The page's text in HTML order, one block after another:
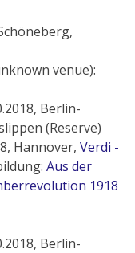
venue):
Berlin-
(Reserve)
Hannover, Verdi -
Aus der
1918
Berlin-